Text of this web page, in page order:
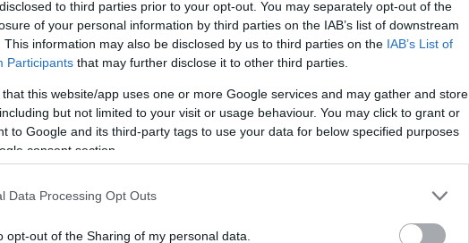
to third parties prior to your opt-out. You may separately opt-out of the
of your personal information by third parties on the IAB’s list of downstream
This information may also be disclosed by us to third parties on the IAB’s List of
Participants that may further disclose it to other third parties.
that this website/app uses one or more Google services and may gather and store
but not limited to your visit or usage behaviour. You may click to grant or
to Google and its third-party tags to use your data for below specified purposes
consent section.
Data Processing Opt Outs
opt-out of the Sharing of my personal data.